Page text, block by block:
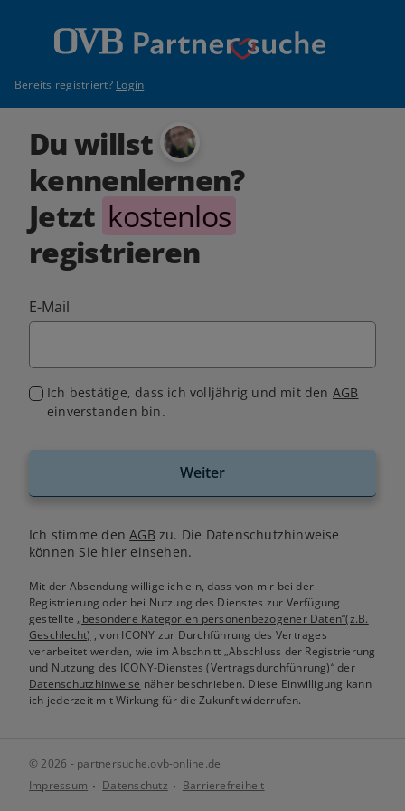
Bereits registriert? Login
Du willst
kennenlernen?
Jetzt kostenlos
registrieren
E-Mail
Ich bestätige, dass ich volljährig und mit den AGB
einverstanden bin.
Weiter
Ich stimme denAGB zu. Die Datenschutzhinweise
können Sie hier einsehen.
Mit der Absendung willige ich ein, dass von mir bei der
Registrierung oder bei Nutzung des Dienstes zur Verfügung
gestellte„besondere Kategorien personenbezogener Daten“(z.B.
Geschlecht) , von ICONY zur Durchführung des Vertrages
verarbeitet werden, wie im Abschnitt „Abschluss der Registrierung
und Nutzung des ICONY-Dienstes (Vertragsdurchführung)“ der
Datenschutzhinweise näher beschrieben. Diese Einwilligung kann
ich jederzeit mit Wirkung für die Zukunft widerrufen.
© 2026 - partnersuche.ovb-online.de
Impressum
Datenschutz Barrierefreiheit